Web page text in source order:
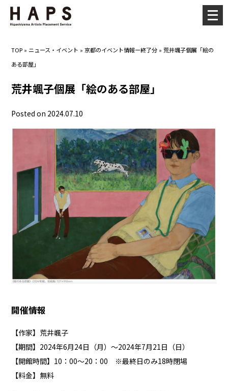
TOP » ニュース・イベント »京都のイベント情報ー終了分 »荒井颯子個展「絵の
ある部屋」
荒井颯子個展「絵のある部屋」
Posted on 2024.07.10
開催情報
【作家】荒井颯子
【期間】2024年6月24日（月）～2024年7月21日（日）
【開館時間】10：00～20：00 ※最終日のみ18時閉場
【料金】無料
メ
ニ
ー